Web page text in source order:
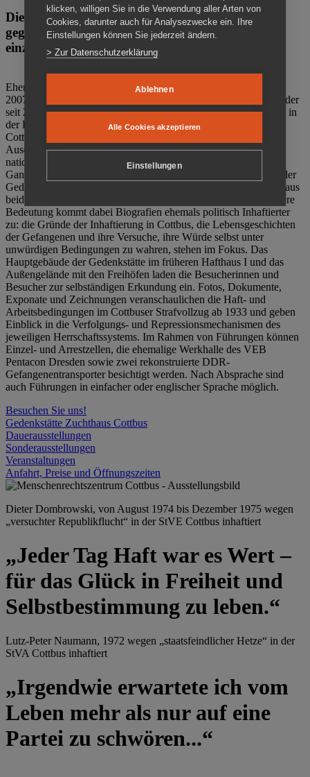
Die Gedenkstätte Zuchthaus Cottbus ist ein Ort
gegen das Vergessen. Anschaulich, nah und
einzigartig.
Ehemalige politische Häftlinge der DDR gründeten im Oktober
2007 den Verein Menschenrechtszentrum Cottbus e. V. (MRZ), der
seit 2011 Eigentümer des ehemaligen Gefängnisses (1860-2002) in
der Bautzener Straße und Träger der Gedenkstätte Zuchthaus
Cottbus ist. Im Zentrum der Arbeit der Gedenkstätte steht die
Auseinandersetzung mit politischem Unrecht während der
nationalsozialistischen Terrorherrschaft und der SED-Diktatur.
Ganzjährig zeigen mehrere Dauer- und Sonderausstellungen in der
Gedenkstätte Zuchthaus Cottbus Beispiele politischen Unrechts aus
beiden deutschen Diktaturen des 20. Jahrhunderts. Eine besondere
Bedeutung kommt dabei Biografien ehemals politisch Inhaftierter
zu: die Gründe der Inhaftierung in Cottbus, die Lebensgeschichten
der Gefangenen und ihre Versuche, ihre Würde selbst unter
unwürdigen Bedingungen zu wahren, stehen im Fokus. Das
Hauptgebäude der Gedenkstätte im früheren Hafthaus I und das
Außengelände mit den Freihöfen laden die Besucherinnen und
Besucher zur selbständigen Erkundung ein. Fotos, Dokumente,
Exponate und Zeichnungen veranschaulichen die Haft- und
Arbeitsbedingungen im Cottbuser Strafvollzug ab 1933 und geben
Einblick in die Verfolgungs- und Repressionsmechanismen des
jeweiligen Herrschaftssystems. Im Rahmen von Führungen können
Einzel- und Arrestzellen, die ehemalige Werkhalle des VEB
Pentacon Dresden sowie zwei rekonstruierte DDR-
Gefangenentransporter besichtigt werden. Nach Absprache sind
auch Führungen in einfacher oder englischer Sprache möglich.
Besuchen Sie uns!
Gedenkstätte Zuchthaus Cottbus
Dauerausstellungen
Sonderausstellungen
Veranstaltungen
Anfahrt, Preise und Öffnungszeiten
Dieter Dombrowski, von August 1974 bis Dezember 1975 wegen
„versuchter Republikflucht“ in der StVE Cottbus inhaftiert
„Jeder Tag Haft war es Wert –
für das Glück in Freiheit und
Selbstbestimmung zu leben.“
Lutz-Peter Naumann, 1972 wegen „staatsfeindlicher Hetze“ in der
StVA Cottbus inhaftiert
„Irgendwie erwartete ich vom
Leben mehr als nur auf eine
Partei zu schwören...“
klicken, willigen Sie in die Verwendung aller Arten von
Cookies, darunter auch für Analysezwecke ein. Ihre
Einstellungen können Sie jederzeit ändern.
> Zur Datenschutzerklärung
Ablehnen
Alle Cookies akzeptieren
Einstellungen